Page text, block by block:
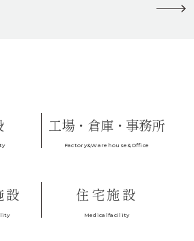
工場・倉庫・事務所
Factory&Warehouse&Office
設 住宅施設
Medicalfacility